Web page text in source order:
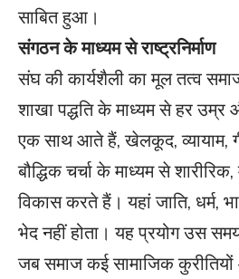
साबित हुआ।
संगठन के माध्यम से राष्ट्रनिर्माण
संघ की कार्यशैली का मूल तत्व
शाखा पद्धति के माध्यम से हर उम्र
एक साथ आते हैं, खेलकूद, व्यायाम,
बौद्धिक चर्चा के माध्यम से
विकास करते हैं। यहां जाति, धर्म,
भेद नहीं होता। यह प्रयोग उस
जब समाज कई सामाजिक